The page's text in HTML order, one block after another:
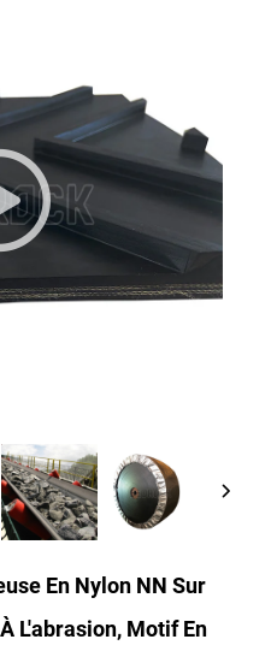
En Nylon NN Sur
L'abrasion, Motif En